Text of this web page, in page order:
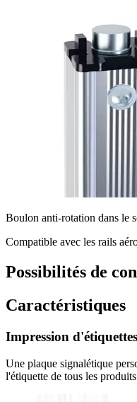
Boulon anti-rotation dans le
Compatible avec les rails
Possibilités de
Caractéristiques
Impression d'étiquettes
Une plaque signalétique
l'étiquette de tous les